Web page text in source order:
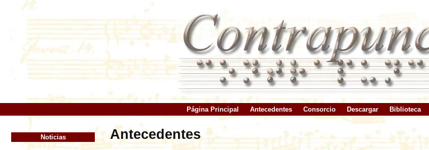
Página Principal Antecedentes Consorcio Descargar Biblioteca
Noticias Antecedentes